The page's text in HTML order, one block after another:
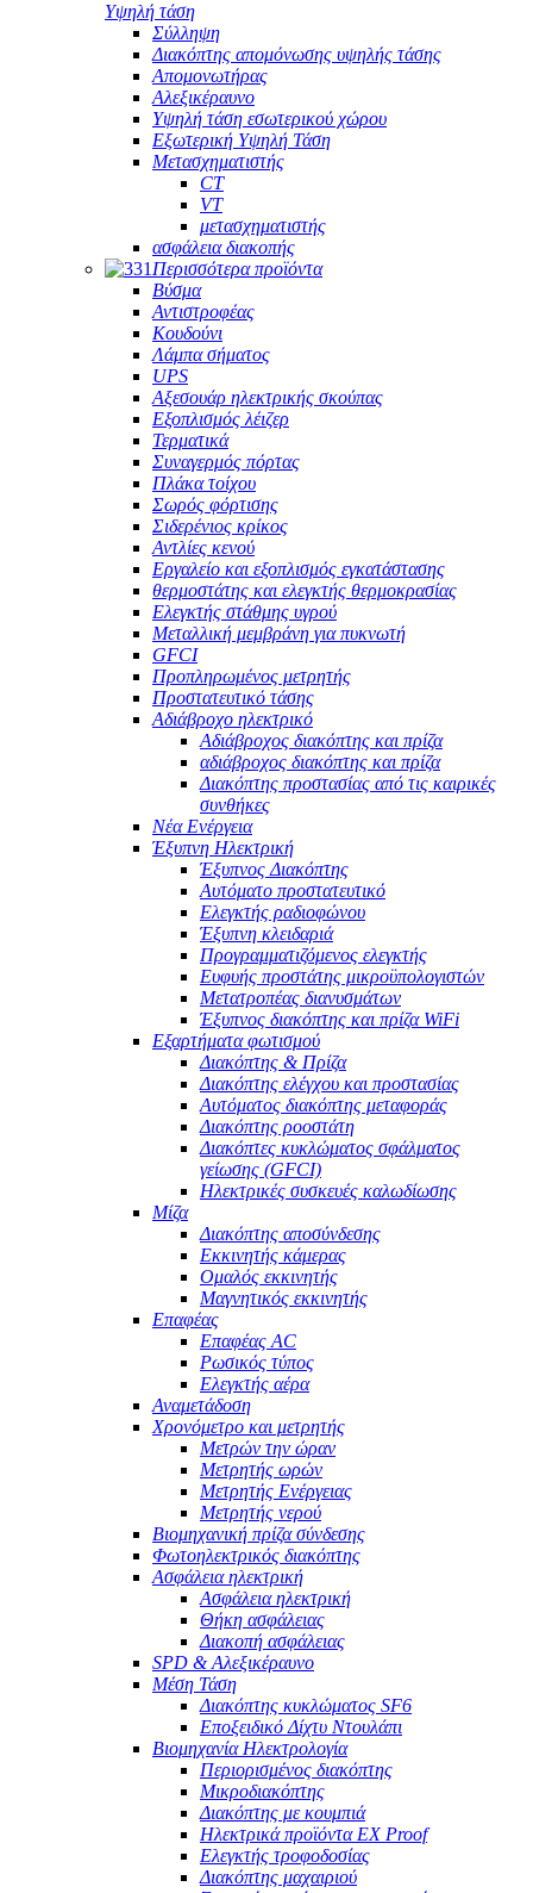
Υψηλή τάση
Σύλληψη
Διακόπτης απομόνωσης υψηλής τάσης
Απομονωτήρας
Αλεξικέραυνο
Υψηλή τάση εσωτερικού χώρου
Εξωτερική Υψηλή Τάση
Μετασχηματιστής
CT
VT
μετασχηματιστής
ασφάλεια διακοπής
Περισσότερα προϊόντα
Βύσμα
Αντιστροφέας
Κουδούνι
Λάμπα σήματος
UPS
Αξεσουάρ ηλεκτρικής σκούπας
Εξοπλισμός λέιζερ
Τερματικά
Συναγερμός πόρτας
Πλάκα τοίχου
Σωρός φόρτισης
Σιδερένιος κρίκος
Αντλίες κενού
Εργαλείο και εξοπλισμός εγκατάστασης
θερμοστάτης και ελεγκτής θερμοκρασίας
Ελεγκτής στάθμης υγρού
Μεταλλική μεμβράνη για πυκνωτή
GFCI
Προπληρωμένος μετρητής
Προστατευτικό τάσης
Αδιάβροχο ηλεκτρικό
Αδιάβροχος διακόπτης και πρίζα
αδιάβροχος διακόπτης και πρίζα
Διακόπτης προστασίας από τις καιρικές
συνθήκες
Νέα Ενέργεια
Έξυπνη Ηλεκτρική
Έξυπνος Διακόπτης
Αυτόματο προστατευτικό
Ελεγκτής ραδιοφώνου
Έξυπνη κλειδαριά
Προγραμματιζόμενος ελεγκτής
Ευφυής προστάτης μικροϋπολογιστών
Μετατροπέας διανυσμάτων
Έξυπνος διακόπτης και πρίζα WiFi
Εξαρτήματα φωτισμού
Διακόπτης & Πρίζα
Διακόπτης ελέγχου και προστασίας
Αυτόματος διακόπτης μεταφοράς
Διακόπτης ροοστάτη
Διακόπτες κυκλώματος σφάλματος
γείωσης (GFCI)
Ηλεκτρικές συσκευές καλωδίωσης
Μίζα
Διακόπτης αποσύνδεσης
Εκκινητής κάμερας
Ομαλός εκκινητής
Μαγνητικός εκκινητής
Επαφέας
Επαφέας AC
Ρωσικός τύπος
Ελεγκτής αέρα
Αναμετάδοση
Χρονόμετρο και μετρητής
Μετρών την ώραν
Μετρητής ωρών
Μετρητής Ενέργειας
Μετρητής νερού
Βιομηχανική πρίζα σύνδεσης
Φωτοηλεκτρικός διακόπτης
Ασφάλεια ηλεκτρική
Ασφάλεια ηλεκτρική
Θήκη ασφάλειας
Διακοπή ασφάλειας
SPD & Αλεξικέραυνο
Μέση Τάση
Διακόπτης κυκλώματος SF6
Εποξειδικό Δίχτυ Ντουλάπι
Βιομηχανία Ηλεκτρολογία
Περιορισμένος διακόπτης
Μικροδιακόπτης
Διακόπτης με κουμπιά
Ηλεκτρικά προϊόντα EX Proof
Ελεγκτής τροφοδοσίας
Διακόπτης μαχαιριού